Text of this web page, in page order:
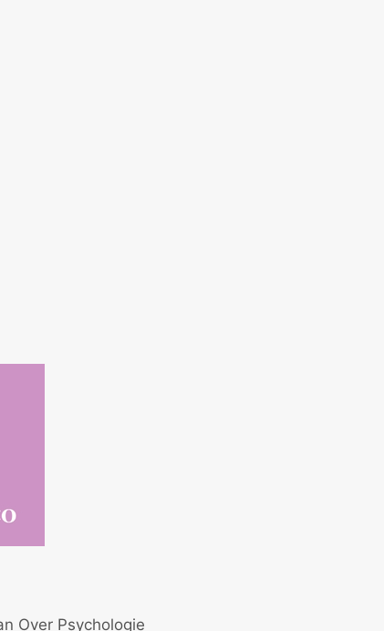
Over Psychologie